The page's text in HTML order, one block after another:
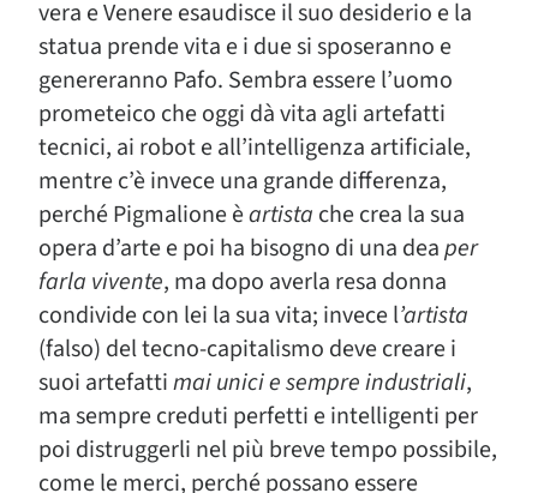
vera e Venere esaudisce il suo desiderio e la
statua prende vita e i due si sposeranno e
genereranno Pafo. Sembra essere l’uomo
prometeico che oggi dà vita agli artefatti
tecnici, ai robot e all’intelligenza artificiale,
mentre c’è invece una grande differenza,
perché Pigmalione èartista che crea la sua
opera d’arte e poi ha bisogno di una deaper
farla vivente, ma dopo averla resa donna
condivide con lei la sua vita; invece l’artista
(falso) del tecno-capitalismo deve creare i
suoi artefattimai unici e sempre industriali,
ma sempre creduti perfetti e intelligenti per
poi distruggerli nel più breve tempo possibile,
come le merci, perché possano essere